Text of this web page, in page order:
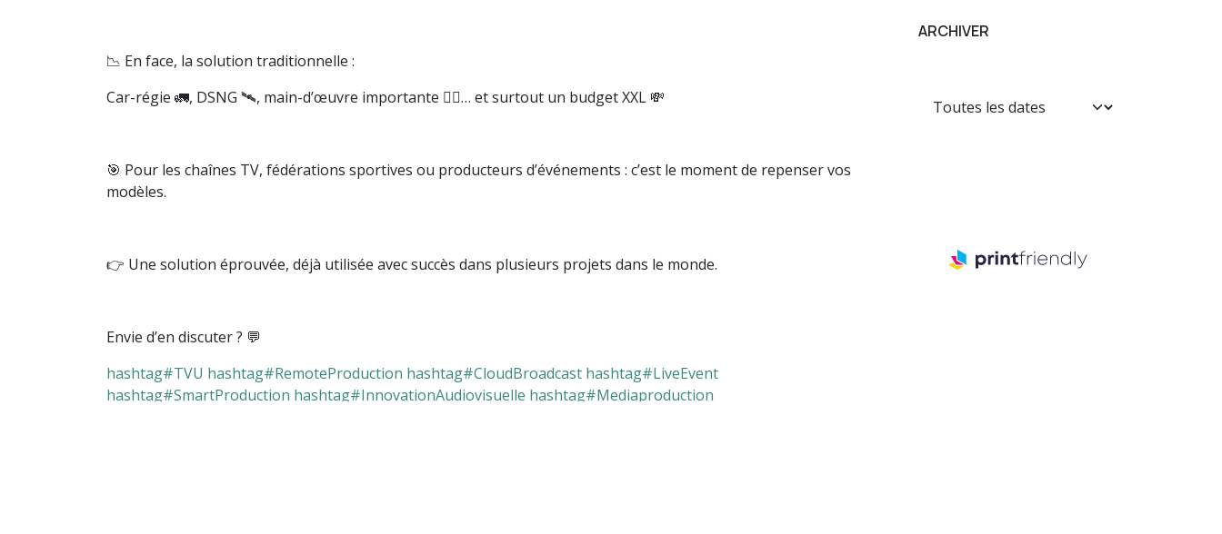
📉 En face, la solution traditionnelle :
Car-régie 🚛, DSNG 🛰️, main-d’œuvre importante 👷‍♀️… et surtout un budget XXL 💸
🎯 Pour les chaînes TV, fédérations sportives ou producteurs d’événements : c’est le moment de repenser vos
modèles.
👉 Une solution éprouvée, déjà utilisée avec succès dans plusieurs projets dans le monde.
Envie d’en discuter ? 💬
hashtag#TVU hashtag#RemoteProduction hashtag#CloudBroadcast hashtag#LiveEvent
hashtag#SmartProduction hashtag#InnovationAudiovisuelle hashtag#Mediaproduction
ARCHIVER